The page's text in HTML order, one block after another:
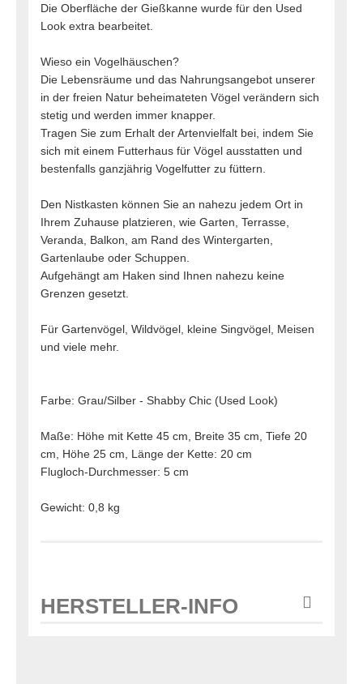
Die Oberfläche der Gießkanne wurde für den Used
Look extra bearbeitet.
Wieso ein Vogelhäuschen?
Die Lebensräume und das Nahrungsangebot unserer
in der freien Natur beheimateten Vögel verändern sich
stetig und werden immer knapper.
Tragen Sie zum Erhalt der Artenvielfalt bei, indem Sie
sich mit einem Futterhaus für Vögel ausstatten und
bestenfalls ganzjährig Vogelfutter zu füttern.
Den Nistkasten können Sie an nahezu jedem Ort in
Ihrem Zuhause platzieren, wie Garten, Terrasse,
Veranda, Balkon, am Rand des Wintergarten,
Gartenlaube oder Schuppen.
Aufgehängt am Haken sind Ihnen nahezu keine
Grenzen gesetzt.
Für Gartenvögel, Wildvögel, kleine Singvögel, Meisen
und viele mehr.
Farbe: Grau/Silber - Shabby Chic (Used Look)
Maße: Höhe mit Kette 45 cm, Breite 35 cm, Tiefe 20
cm, Höhe 25 cm, Länge der Kette: 20 cm
Flugloch-Durchmesser: 5 cm
Gewicht: 0,8 kg
HERSTELLER-INFO